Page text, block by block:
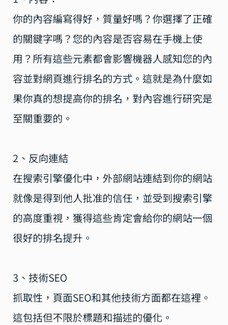
你的內容編寫得好，質量好嗎？你選擇了正確
的關鍵字嗎？您的內容是否容易在手機上使
用？所有這些元素都會影響機器人感知您的內
容並對網頁進行排名的方式。這就是為什麼如
果你真的想提高你的排名，對內容進行研究是
至關重要的。
2、反向連結
在搜索引擎優化中，外部網站連結到你的網站
就像是得到他人批准的信任，並受到搜索引擎
的高度重視，獲得這些肯定會給你的網站一個
很好的排名提升。
3、技術SEO
抓取性，頁面SEO和其他技術方面都在這裡。
這包括但不限於標題和描述的優化。